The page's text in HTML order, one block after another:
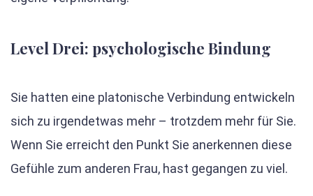
Level Drei: psychologische Bindung
Sie hatten eine platonische Verbindung entwickeln
sich zu irgendetwas mehr – trotzdem mehr für Sie.
Wenn Sie erreicht den Punkt Sie anerkennen diese
Gefühle zum anderen Frau, hast gegangen zu viel.